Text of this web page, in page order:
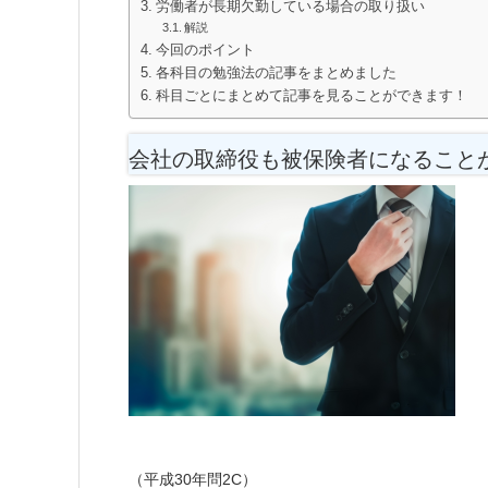
労働者が長期欠勤している場合の取り扱い
解説
今回のポイント
各科目の勉強法の記事をまとめました
科目ごとにまとめて記事を見ることができます！
会社の取締役も被保険者になること
（平成30年問2C）